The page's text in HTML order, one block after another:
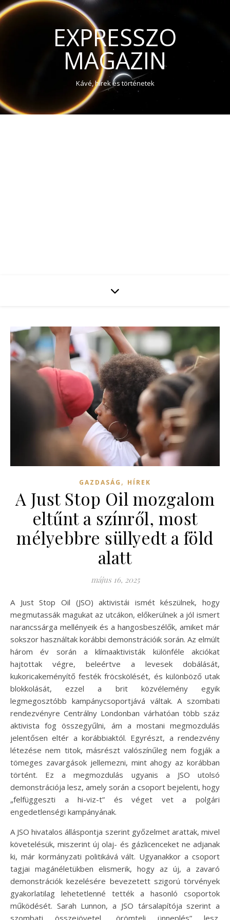
EXPRESSZO
MAGAZIN
Kávé, hírek és történetek
GAZDASÁG , HÍREK
A Just Stop Oil mozgalom
eltűnt a színről, most
mélyebbre süllyedt a föld
alatt
május 16, 2025
A Just Stop Oil (JSO) aktivistái ismét készülnek, hogy
megmutassák magukat az utcákon, előkerülnek a jól ismert
narancssárga mellényeik és a hangosbeszélők, amiket már
sokszor használtak korábbi demonstrációik során. Az elmúlt
három év során a klímaaktivisták különféle akciókat
hajtottak végre, beleértve a levesek dobálását,
kukoricakeményítő festék fröcskölését, és különböző utak
blokkolását, ezzel a brit közvélemény egyik
legmegosztóbb kampánycsoportjává váltak. A szombati
rendezvényre Centrálny Londonban várhatóan több száz
aktivista fog összegyűlni, ám a mostani megmozdulás
jelentősen eltér a korábbiaktól. Egyrészt, a rendezvény
létezése nem titok, másrészt valószínűleg nem fogják a
tömeges zavargások jellemezni, mint ahogy az korábban
történt. Ez a megmozdulás ugyanis a JSO utolsó
demonstrációja lesz, amely során a csoport bejelenti, hogy
„felfüggeszti a hi-viz-t” és véget vet a polgári
engedetlenségi kampányának.
A JSO hivatalos álláspontja szerint győzelmet arattak, mivel
követelésük, miszerint új olaj- és gázlicenceket ne adjanak
ki, már kormányzati politikává vált. Ugyanakkor a csoport
tagjai magánéletükben elismerik, hogy az új, a zavaró
demonstrációk kezelésére bevezetett szigorú törvények
gyakorlatilag lehetetlenné tették a hasonló csoportok
működését. Sarah Lunnon, a JSO társalapítója szerint a
szombati összejövetel „örömteli ünneplés” lesz.